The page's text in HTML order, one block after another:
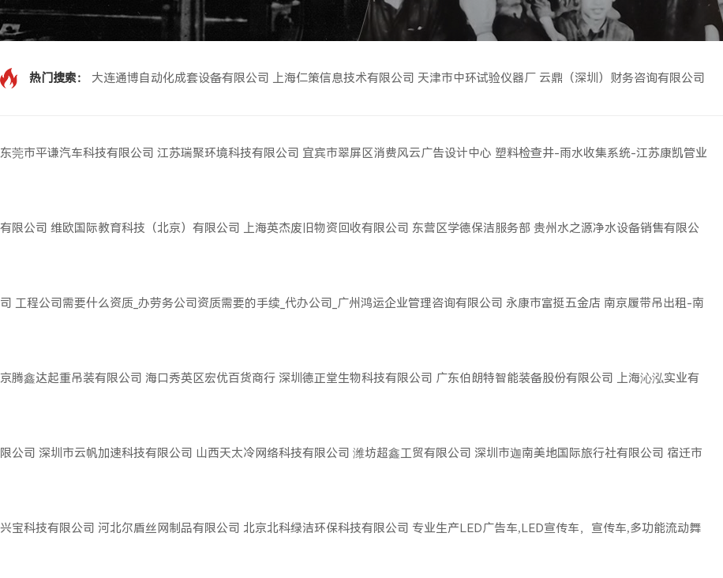
热门搜索： 大连通博自动化成套设备有限公司 上海仁策信息技术有限公司 天津市中环试验仪器厂 云鼎（深圳）财务咨询有限公司
东莞市平谦汽车科技有限公司 江苏瑞聚环境科技有限公司 宜宾市翠屏区消费风云广告设计中心 塑料检查井-雨水收集系统-江苏康凯管业
有限公司 维欧国际教育科技（北京）有限公司 上海英杰废旧物资回收有限公司 东营区学德保洁服务部 贵州水之源净水设备销售有限公
司 工程公司需要什么资质_办劳务公司资质需要的手续_代办公司_广州鸿运企业管理咨询有限公司 永康市富挺五金店 南京履带吊出租-南
京腾鑫达起重吊装有限公司 海口秀英区宏优百货商行 深圳德正堂生物科技有限公司 广东伯朗特智能装备股份有限公司 上海沁泓实业有
限公司 深圳市云帆加速科技有限公司 山西天太冷网络科技有限公司 潍坊超鑫工贸有限公司 深圳市迦南美地国际旅行社有限公司 宿迁市
兴宝科技有限公司 河北尔盾丝网制品有限公司 北京北科绿洁环保科技有限公司 专业生产LED广告车,LED宣传车，宣传车,多功能流动舞